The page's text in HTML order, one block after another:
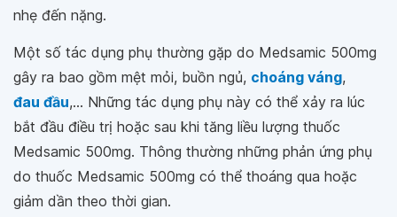
nhẹ đến nặng.
Một số tác dụng phụ thường gặp do Medsamic 500mg
gây ra bao gồm mệt mỏi, buồn ngủ, choáng váng,
đau đầu,... Những tác dụng phụ này có thể xảy ra lúc
bắt đầu điều trị hoặc sau khi tăng liều lượng thuốc
Medsamic 500mg. Thông thường những phản ứng phụ
do thuốc Medsamic 500mg có thể thoáng qua hoặc
giảm dần theo thời gian.